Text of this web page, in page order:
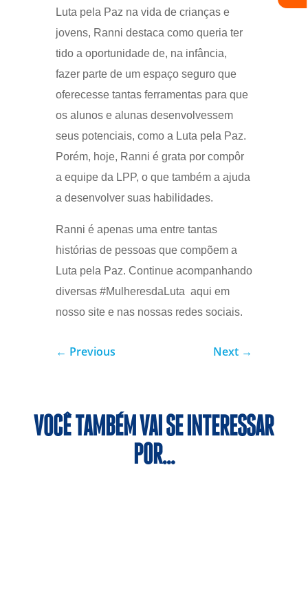
Luta pela Paz na vida de crianças e
jovens, Ranni destaca como queria ter
tido a oportunidade de, na infância,
fazer parte de um espaço seguro que
oferecesse tantas ferramentas para que
os alunos e alunas desenvolvessem
seus potenciais, como a Luta pela Paz.
Porém, hoje, Ranni é grata por compôr
a equipe da LPP, o que também a ajuda
a desenvolver suas habilidades.
Ranni é apenas uma entre tantas
histórias de pessoas que compõem a
Luta pela Paz. Continue acompanhando
diversas #MulheresdaLuta aqui em
nosso site e nas nossas redes sociais.
← Previous Next →
VOCÊ TAMBÉM VAI SE INTERESSAR
POR…